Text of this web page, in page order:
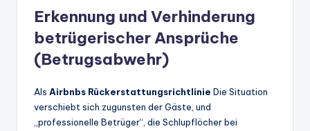
Erkennung und Verhinderung
betrügerischer Ansprüche
(Betrugsabwehr)
Als Airbnbs Rückerstattungsrichtlinie Die Situation
verschiebt sich zugunsten der Gäste, und
„professionelle Betrüger“, die Schlupflöcher bei